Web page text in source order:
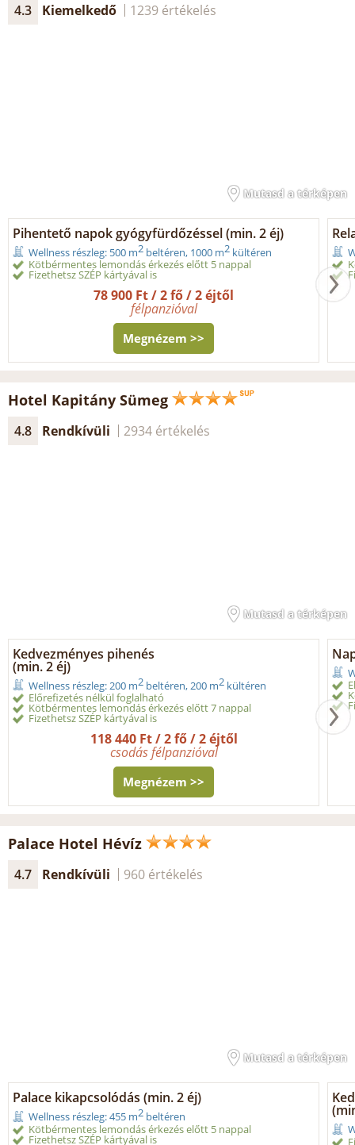
4.3 Kiemelkedő 1239 értékelés
Mutasd a térképen
Pihentető napok gyógyfürdőzéssel (min. 2 éj)
Wellness részleg: 500 m2 beltéren, 1000 m2 kültéren
Kötbérmentes lemondás érkezés előtt 5 nappal
Fizethetsz SZÉP kártyával is
78 900 Ft / 2 fő / 2 éjtől
félpanzióval
Megnézem >>
Hotel Kapitány Sümeg
4.8 Rendkívüli 2934 értékelés
Mutasd a térképen
Kedvezményes pihenés
(min. 2 éj)
Wellness részleg: 200 m2 beltéren, 200 m2 kültéren
Előrefizetés nélkül foglalható
Kötbérmentes lemondás érkezés előtt 7 nappal
Fizethetsz SZÉP kártyával is
118 440 Ft / 2 fő / 2 éjtől
csodás félpanzióval
Megnézem >>
Palace Hotel Hévíz
4.7 Rendkívüli 960 értékelés
Mutasd a térképen
Palace kikapcsolódás (min. 2 éj)
Wellness részleg: 455 m2 beltéren
Kötbérmentes lemondás érkezés előtt 5 nappal
Fizethetsz SZÉP kártyával is